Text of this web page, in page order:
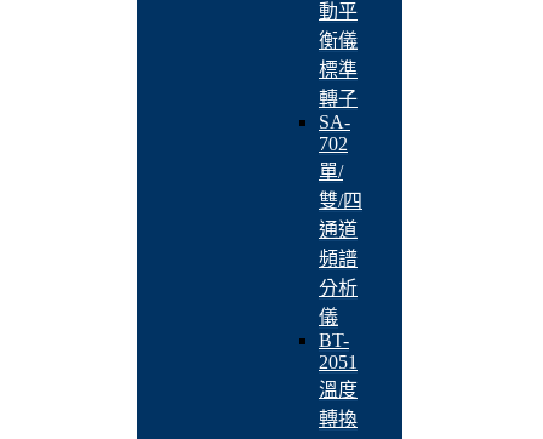
動平
衡儀
標準
轉子
SA-
702
單/
雙/四
通道
頻譜
分析
儀
BT-
2051
溫度
轉換